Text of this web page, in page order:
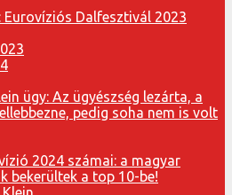
Eurovíziós Dalfesztivál 2023
ügy: Az ügyészség lezárta, a
pedig soha nem is volt
2024 számai: a magyar
bekerültek a top 10-be!